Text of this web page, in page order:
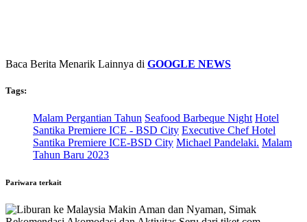
Baca Berita Menarik Lainnya di GOOGLE NEWS
Tags:
Malam Pergantian Tahun Seafood Barbeque Night Hotel
Santika Premiere ICE - BSD City Executive Chef Hotel
Santika Premiere ICE-BSD City Michael Pandelaki. Malam
Tahun Baru 2023
Pariwara terkait